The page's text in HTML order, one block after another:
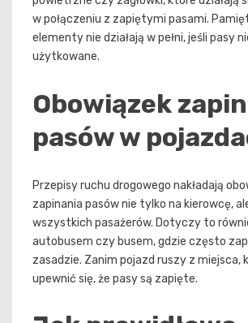
w połączeniu z zapiętymi pasami.
elementy nie działają w pełni, jeśli pasy
użytkowane.
Obowiązek
pasów w
Przepisy ruchu drogowego nakładają
zapinania pasów nie tylko na kierowcę,
wszystkich pasażerów. Dotyczy to
autobusem czy busem, gdzie często
zasadzie. Zanim pojazd ruszy z miejsca,
upewnić się, że pasy są zapięte.